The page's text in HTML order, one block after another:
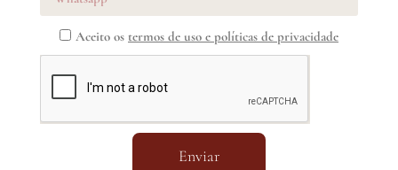
Aceito os termos de uso e políticas de privacidade
Enviar